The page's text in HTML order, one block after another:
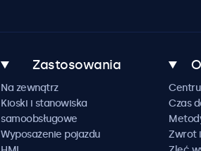
Zastosowania
Na zewnątrz
Kioski i stanowiska
samoobsługowe
Wyposażenie pojazdu
Czas
Zwrot